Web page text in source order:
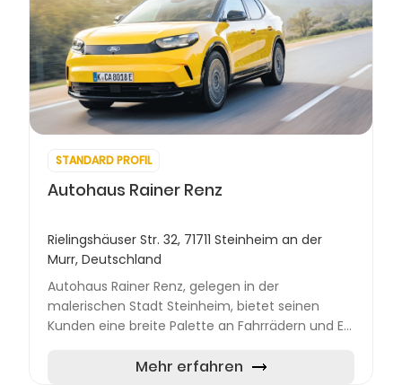
STANDARD PROFIL
Autohaus Rainer Renz
Rielingshäuser Str. 32, 71711 Steinheim an der
Murr, Deutschland
Autohaus Rainer Renz, gelegen in der
malerischen Stadt Steinheim, bietet seinen
Kunden eine breite Palette an Fahrrädern und E-
Rielingshäuser Straße hat sich das...
Mehr erfahren